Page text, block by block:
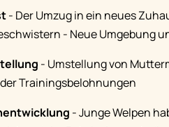
- Der Umzug in ein neues
- Neue Umgebung
- Umstellung von
Trainingsbelohnungen
- Junge Welpen